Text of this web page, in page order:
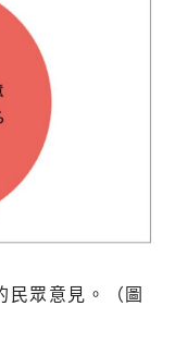
眾意見。（圖